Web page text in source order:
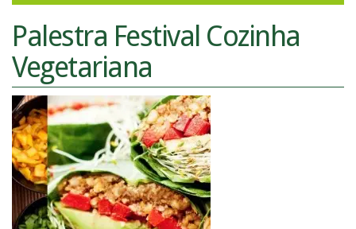
Palestra Festival Cozinha
Vegetariana